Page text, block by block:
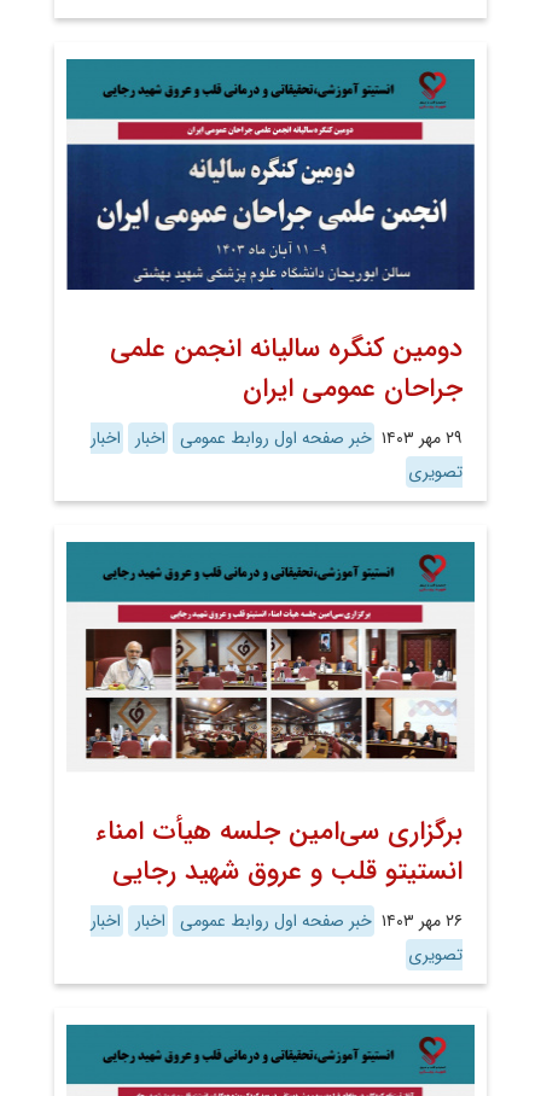
دومین کنگره سالیانه انجمن علمی
جراحان عمومی ایران
۲۹ مهر ۱۴۰۳ خبر صفحه اول روابط عمومی اخبار
اخبار
تصویری
برگزاری سی‌امین جلسه هیأت امناء
انستیتو قلب و عروق شهید رجایی
۲۶ مهر ۱۴۰۳ خبر صفحه اول روابط عمومی اخبار
اخبار
تصویری